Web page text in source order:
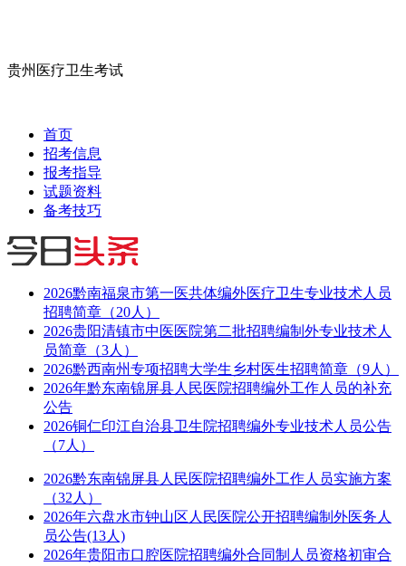
贵州医疗卫生考试
首页
招考信息
报考指导
试题资料
备考技巧
2026黔南福泉市第一医共体编外医疗卫生专业技术人员
招聘简章（20人）
2026贵阳清镇市中医医院第二批招聘编制外专业技术人
员简章（3人）
2026黔西南州专项招聘大学生乡村医生招聘简章（9人）
2026年黔东南锦屏县人民医院招聘编外工作人员的补充
公告
2026铜仁印江自治县卫生院招聘编外专业技术人员公告
（7人）
2026黔东南锦屏县人民医院招聘编外工作人员实施方案
（32人）
2026年六盘水市钟山区人民医院公开招聘编制外医务人
员公告(13人)
2026年贵阳市口腔医院招聘编外合同制人员资格初审合